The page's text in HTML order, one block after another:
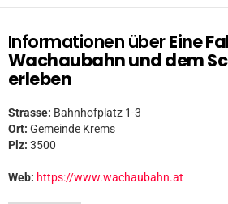
Informationen überEine
Wachaubahn und dem
erleben
Strasse: Bahnhofplatz 1-3
Ort: Gemeinde Krems
Plz: 3500
Web: https://www.wachaubahn.at